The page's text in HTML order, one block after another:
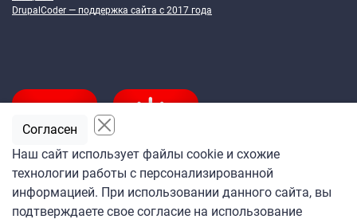
DrupalCoder — поддержка сайта c 2017 года
Подпишитесь
на ежедневную рассылку
Наш сайт использует файлы cookie и схожие
технологии работы с персонализированной
информацией. При использовании данного сайта, вы
подтверждаете свое согласие на использование
Согласен